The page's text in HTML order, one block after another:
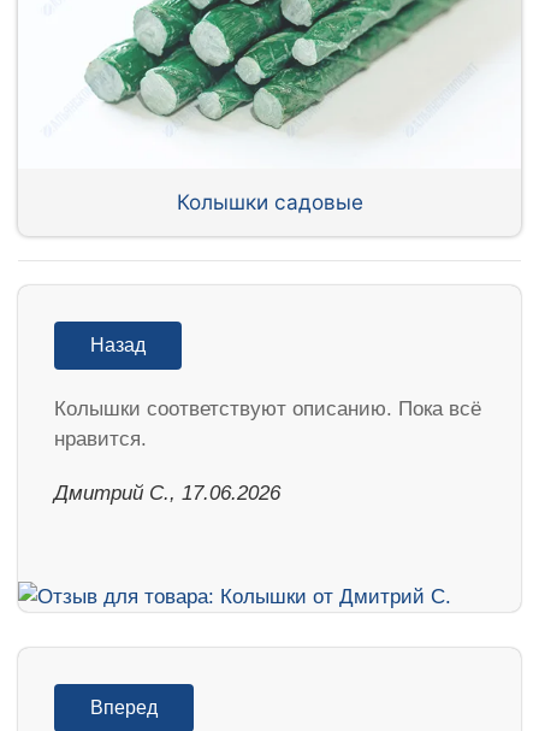
Колышки садовые
Назад
Колышки соответствуют описанию. Пока всё
нравится.
Дмитрий С., 17.06.2026
Вперед